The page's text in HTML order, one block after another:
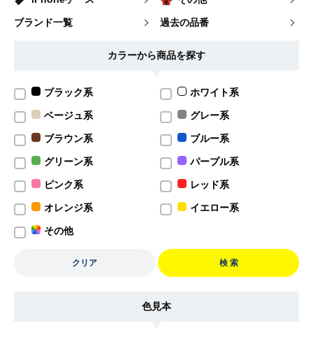
ブランド一覧 過去の品番
カラーから商品を探す
ブラック系 ホワイト系
ベージュ系 グレー系
ブラウン系 ブルー系
グリーン系 パープル系
ピンク系 レッド系
オレンジ系 イエロー系
その他
クリア 検 索
色見本